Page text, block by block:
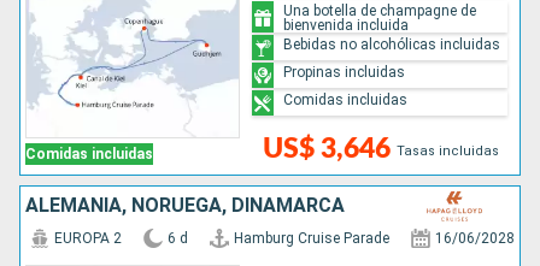
Comidas incluidas US$ 3,646 Tasas incluidas
Una botella de champagne de
bienvenida incluida
Bebidas no alcohólicas incluidas
Propinas incluidas
Comidas incluidas
ALEMANIA, NORUEGA, DINAMARCA
EUROPA 2 6 d Hamburg Cruise Parade 16/06/2028